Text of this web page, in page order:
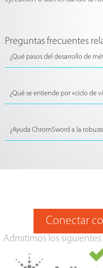
Preguntas frecuentes
¿Qué pasos del desarrollo de
¿Qué se entiende por «ciclo de
¿Ayuda ChromSword a la
Conectar
Admitimos los